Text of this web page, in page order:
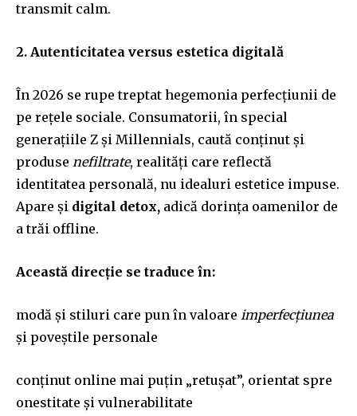
transmit calm.
2. Autenticitatea versus estetica digitală
În 2026 se rupe treptat hegemonia perfecțiunii de
pe rețele sociale. Consumatorii, în special
generațiile Z și Millennials, caută conținut și
produse nefiltrate, realități care reflectă
identitatea personală, nu idealuri estetice impuse.
Apare și digital detox, adică dorința oamenilor de
a trăi offline.
Această direcție se traduce în:
modă și stiluri care pun în valoare imperfecțiunea
și poveștile personale
conținut online mai puțin „retușat”, orientat spre
onestitate și vulnerabilitate